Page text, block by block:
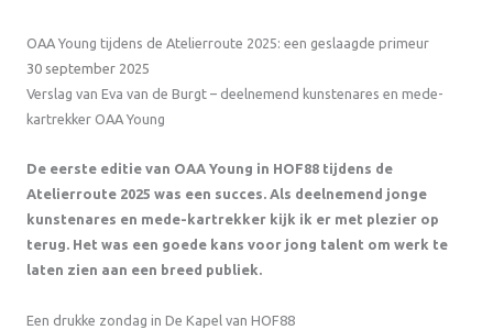
OAA Young tijdens de Atelierroute 2025: een geslaagde primeur
30 september 2025
Verslag van Eva van de Burgt – deelnemend kunstenares en mede-
kartrekker OAA Young
De eerste editie van OAA Young in HOF88 tijdens de
Atelierroute 2025 was een succes. Als deelnemend jonge
kunstenares en mede-kartrekker kijk ik er met plezier op
terug. Het was een goede kans voor jong talent om werk te
laten zien aan een breed publiek.
Een drukke zondag in De Kapel van HOF88